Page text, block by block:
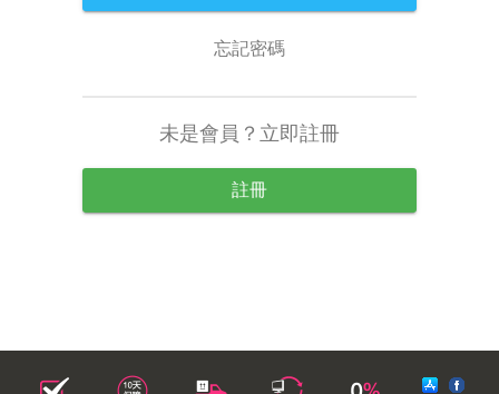
忘記密碼
未是會員？立即註冊
註冊